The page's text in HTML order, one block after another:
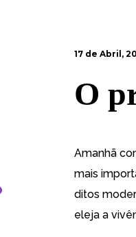
17 de Abril,
O
Amanhã
mais
ditos
eleja a